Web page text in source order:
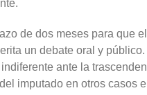
de dos meses para que
un debate oral y
ante la
imputado en otros casos